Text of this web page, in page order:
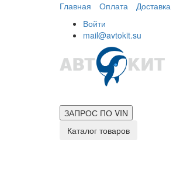
Главная Оплата Доставка
Войти
mail@avtokit.su
ЗАПРОС ПО VIN
Каталог товаров